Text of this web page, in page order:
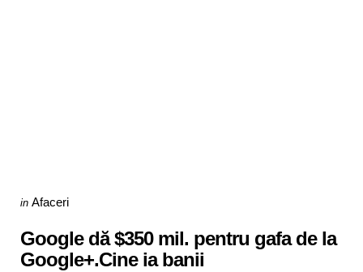
Categories
Posted
in Afaceri
Google dă $350 mil. pentru gafa de la
Google+.Cine ia banii